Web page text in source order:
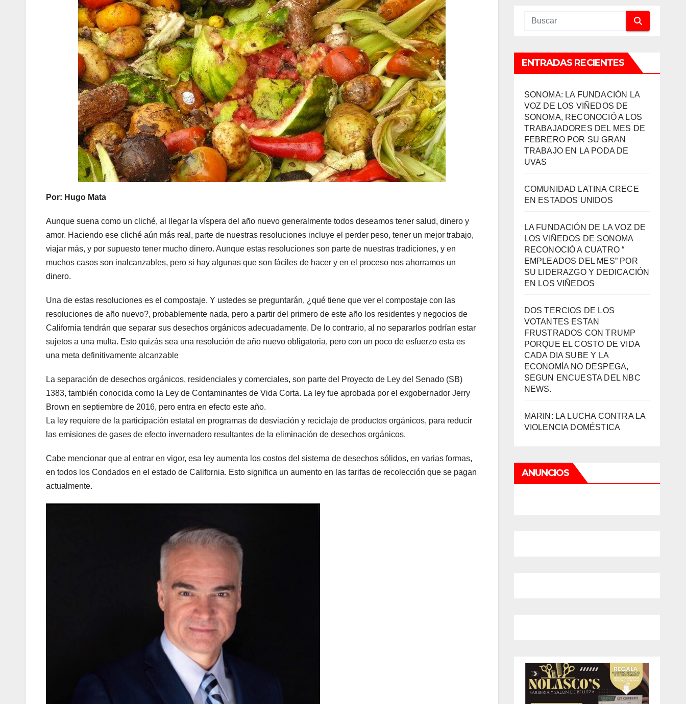
Por: Hugo Mata
Aunque suena como un cliché, al llegar la víspera del año nuevo generalmente todos deseamos tener salud, dinero y
amor. Haciendo ese cliché aún más real, parte de nuestras resoluciones incluye el perder peso, tener un mejor trabajo,
viajar más, y por supuesto tener mucho dinero. Aunque estas resoluciones son parte de nuestras tradiciones, y en
muchos casos son inalcanzables, pero si hay algunas que son fáciles de hacer y en el proceso nos ahorramos un
dinero.
Una de estas resoluciones es el compostaje. Y ustedes se preguntarán, ¿qué tiene que ver el compostaje con las
resoluciones de año nuevo?, probablemente nada, pero a partir del primero de este año los residentes y negocios de
California tendrán que separar sus desechos orgánicos adecuadamente. De lo contrario, al no separarlos podrían estar
sujetos a una multa. Esto quizás sea una resolución de año nuevo obligatoria, pero con un poco de esfuerzo esta es
una meta definitivamente alcanzable
La separación de desechos orgánicos, residenciales y comerciales, son parte del Proyecto de Ley del Senado (SB)
1383, también conocida como la Ley de Contaminantes de Vida Corta. La ley fue aprobada por el exgobernador Jerry
Brown en septiembre de 2016, pero entra en efecto este año.
La ley requiere de la participación estatal en programas de desviación y reciclaje de productos orgánicos, para reducir
las emisiones de gases de efecto invernadero resultantes de la eliminación de desechos orgánicos.
Cabe mencionar que al entrar en vigor, esa ley aumenta los costos del sistema de desechos sólidos, en varias formas,
en todos los Condados en el estado de California. Esto significa un aumento en las tarifas de recolección que se pagan
actualmente.
ENTRADAS RECIENTES
SONOMA: LA FUNDACIÓN LA
VOZ DE LOS VIÑEDOS DE
SONOMA, RECONOCIÓ A LOS
TRABAJADORES DEL MES DE
FEBRERO POR SU GRAN
TRABAJO EN LA PODA DE
UVAS
COMUNIDAD LATINA CRECE
EN ESTADOS UNIDOS
LA FUNDACIÓN DE LA VOZ DE
LOS VIÑEDOS DE SONOMA
RECONOCIÓ A CUATRO “
EMPLEADOS DEL MES” POR
SU LIDERAZGO Y DEDICACIÓN
EN LOS VIÑEDOS
DOS TERCIOS DE LOS
VOTANTES ESTAN
FRUSTRADOS CON TRUMP
PORQUE EL COSTO DE VIDA
CADA DIA SUBE Y LA
ECONOMÍA NO DESPEGA,
SEGUN ENCUESTA DEL NBC
NEWS.
MARIN: LA LUCHA CONTRA LA
VIOLENCIA DOMÉSTICA
ANUNCIOS